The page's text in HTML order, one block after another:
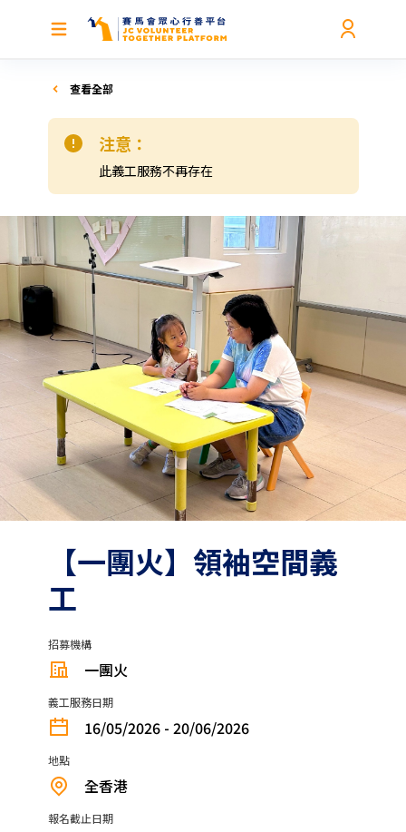
查看全部
注意：
此義工服務不再存在
【一團火】領袖空間義
工
招募機構
一團火
義工服務日期
16/05/2026 - 20/06/2026
地點
全香港
報名截止日期